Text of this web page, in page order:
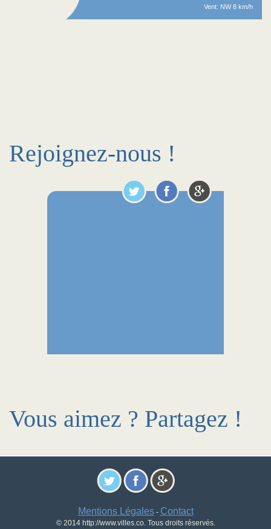
Vent: NW 8 km/h
Rejoignez-nous !
Vous aimez ? Partagez !
Mentions Légales- Contact
© 2014 http://www.villes.co. Tous droits réservés.